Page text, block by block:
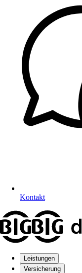
Kontakt
Leistungen
Versicherung